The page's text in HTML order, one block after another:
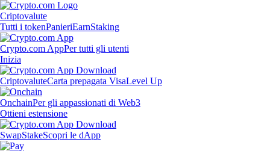
Criptovalute
Tutti i tokenPanieriEarnStaking
Crypto.com AppPer tutti gli utenti
Inizia
CriptovaluteCarta prepagata VisaLevel Up
OnchainPer gli appassionati di Web3
Ottieni estensione
SwapStakeScopri le dApp